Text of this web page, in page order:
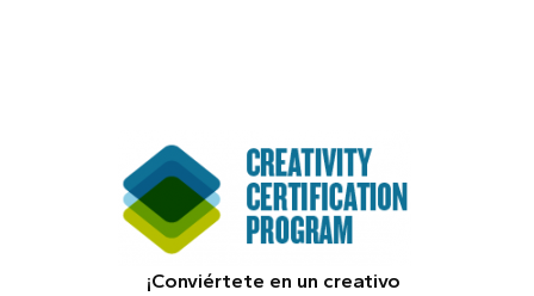
¡Conviértete en un creativo